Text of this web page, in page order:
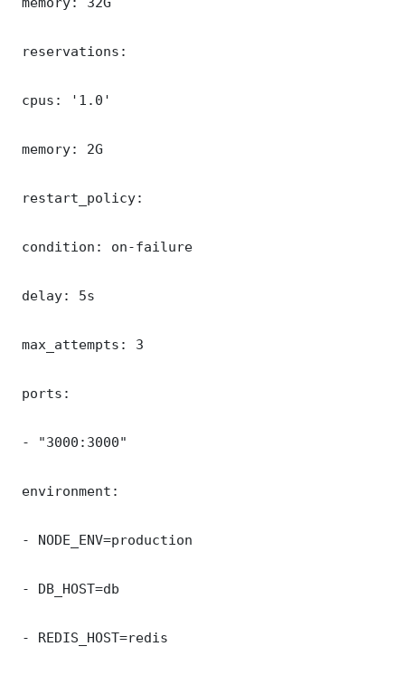
reservations:
cpus: '1.0'
memory: 2G
restart_policy:
condition: on-failure
delay: 5s
max_attempts: 3
ports:
- "3000:3000"
environment:
- NODE_ENV=production
- DB_HOST=db
- REDIS_HOST=redis